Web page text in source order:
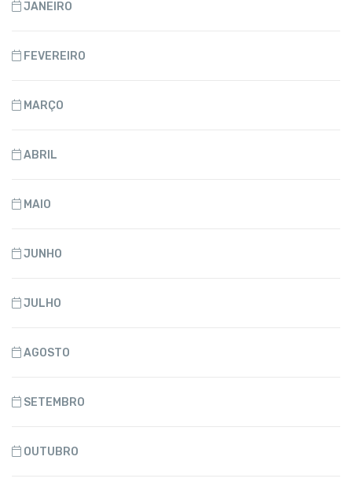
JANEIRO
FEVEREIRO
MARÇO
ABRIL
MAIO
JUNHO
JULHO
AGOSTO
SETEMBRO
OUTUBRO